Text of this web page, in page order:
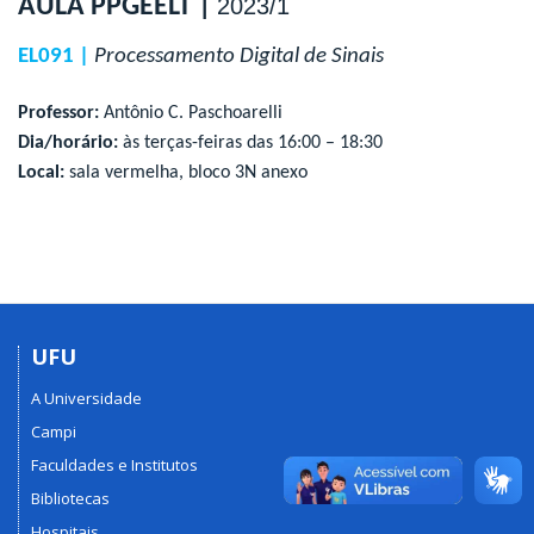
AULA PPGEELT | 2023/1
EL091 | Processamento Digital de Sinais
Professor: Antônio C. Paschoarelli
Dia/horário: às terças-feiras das 16:00 – 18:30
Local: sala vermelha, bloco 3N anexo
UFU
A Universidade
Campi
Faculdades e Institutos
Bibliotecas